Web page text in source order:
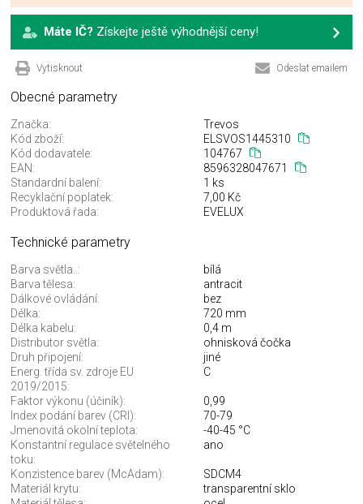
Máte IČ? Získejte ještě výhodnější ceny!
Vytisknout Odeslat emailem
Obecné parametry
Značka:
Trevos
Kód zboží:
ELSVOS1445310
Kód dodavatele:
104767
EAN:
8596328047671
Standardní balení:
1 ks
Recyklační poplatek:
7,00 Kč
Produktová řada:
EVELUX
Technické parametry
Barva světla..:
bílá
Barva tělesa:
antracit
Dálkové ovládání:
bez
Délka:
720 mm
Délka kabelu:
0,4 m
Distributor světla:
ohnisková čočka
Druh připojení:
jiné
Energ. třída sv. zdroje EU
2019/2015:
C
Faktor výkonu (účiník):
0,99
Index podání barev (CRI):
70-79
Jmenovitá okolní teplota:
-40-45 °C
Konstantní regulace světelného
toku:
ano
Konzistence barev (McAdam):
SDCM4
Materiál krytu:
transparentní sklo